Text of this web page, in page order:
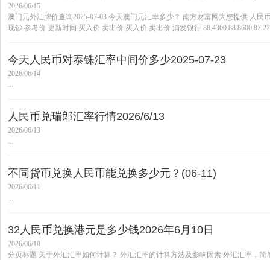
2026/06/15
澳门元外汇牌价查询2025-07-03 今天澳门元汇率多少？ 南方财富网为您提供 人
现钞 参考价 更新时间 买入价 卖出价 买入价 卖出价 浦发银行 88.4300 88.8600
今天人民币对泰铢汇率中间价多少2025-07-23
2026/06/14
...
人民币兑瑞郎汇率行情2026/6/13
2026/06/13
...
不同货币兑换人民币能兑换多少元？(06-11)
2026/06/11
...
32人民币兑换港元是多少钱2026年6月10日
2026/06/10
分页标题 关于外汇汇率如何计算？ 外汇汇率的计算方法及影响因素 外汇汇率，